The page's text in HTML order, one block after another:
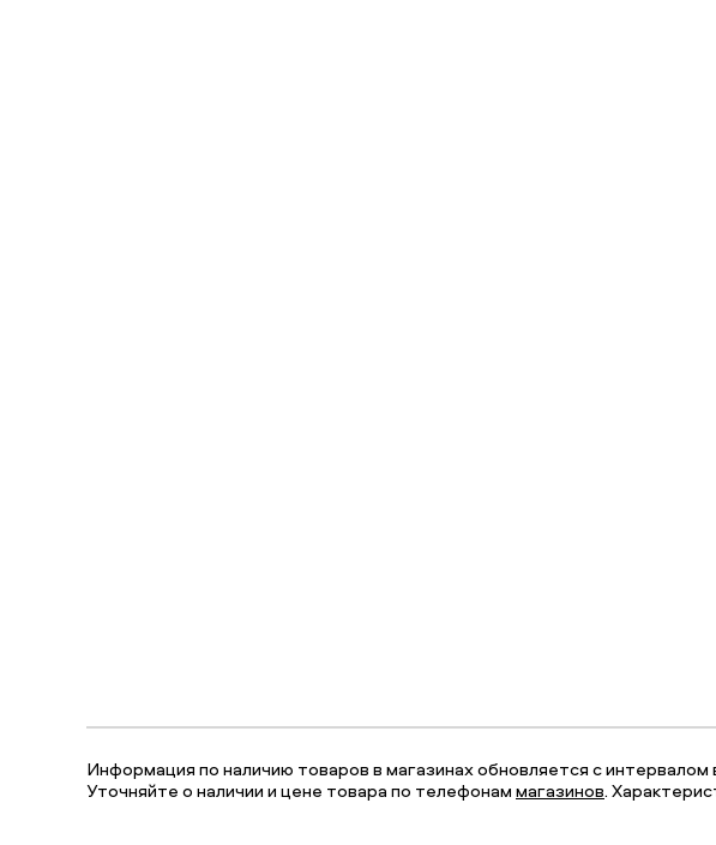
Информация по наличию товаров в магазинах обновляется с интервалом
Уточняйте о наличии и цене товара по телефонаммагазинов.